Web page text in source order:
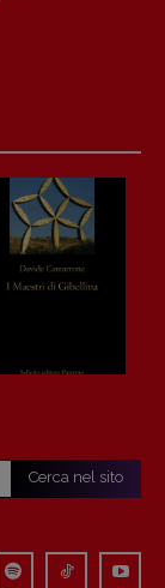
Cerca nel sito